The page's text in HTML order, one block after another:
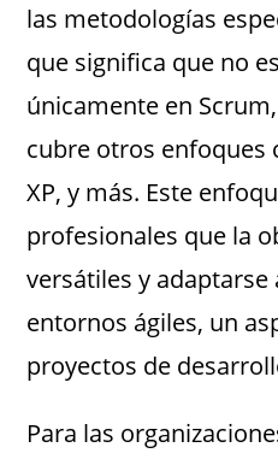
las metodologías
que significa que no
únicamente en
cubre otros enfoques
XP, y más. Este
profesionales que la
versátiles y adaptarse
entornos ágiles, un
proyectos de
Para las